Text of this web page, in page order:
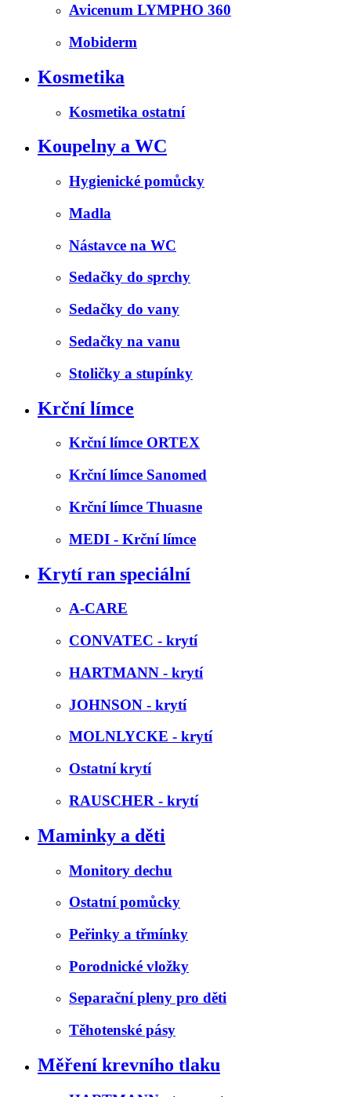
Avicenum LYMPHO 360
Mobiderm
Kosmetika
Kosmetika ostatní
Koupelny a WC
Hygienické pomůcky
Madla
Nástavce na WC
Sedačky do sprchy
Sedačky do vany
Sedačky na vanu
Stoličky a stupínky
Krční límce
Krční límce ORTEX
Krční límce Sanomed
Krční límce Thuasne
MEDI - Krční límce
Krytí ran speciální
A-CARE
CONVATEC - krytí
HARTMANN - krytí
JOHNSON - krytí
MOLNLYCKE - krytí
Ostatní krytí
RAUSCHER - krytí
Maminky a děti
Monitory dechu
Ostatní pomůcky
Peřinky a třmínky
Porodnické vložky
Separační pleny pro děti
Těhotenské pásy
Měření krevního tlaku